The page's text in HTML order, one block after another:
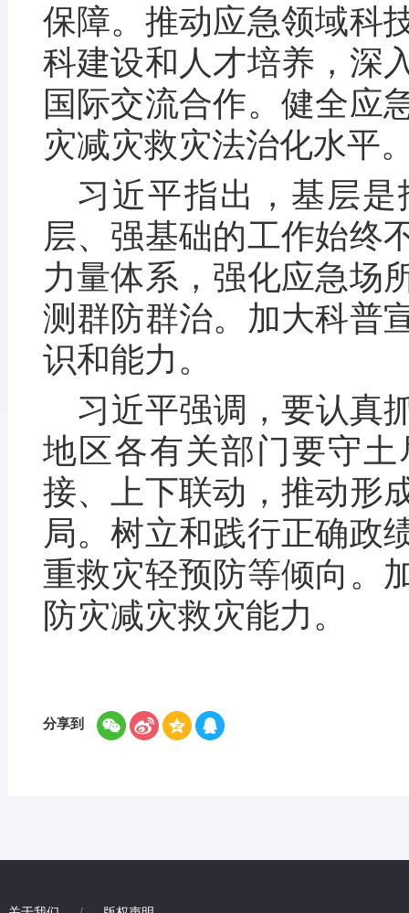
保障。推动应急领域科
科建设和人才培养，深
国际交流合作。健全应
灾减灾救灾法治化水平
习近平指出，基层
层、强基础的工作始终
力量体系，强化应急场
测群防群治。加大科普
识和能力。
习近平强调，要认真
地区各有关部门要守
接、上下联动，推动形
局。树立和践行正确政
重救灾轻预防等倾向。
防灾减灾救灾能力。
分享到